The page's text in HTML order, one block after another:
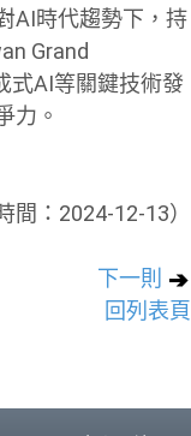
AI時代趨勢下，持
Grand
式AI等關鍵技術發
力。
間：2024-12-13）
下一則
回列表頁